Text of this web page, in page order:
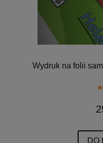
Wydruk na folii
DO